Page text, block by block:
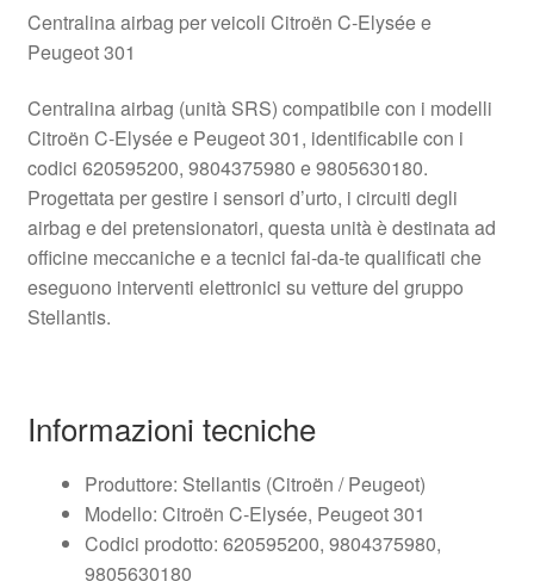
Centralina airbag per veicoli Citroën C‑Elysée e
Peugeot 301
Centralina airbag (unità SRS) compatibile con i modelli
Citroën C‑Elysée e Peugeot 301, identificabile con i
codici 620595200, 9804375980 e 9805630180.
Progettata per gestire i sensori d’urto, i circuiti degli
airbag e dei pretensionatori, questa unità è destinata ad
officine meccaniche e a tecnici fai‑da‑te qualificati che
eseguono interventi elettronici su vetture del gruppo
Stellantis.
Informazioni tecniche
Produttore: Stellantis (Citroën / Peugeot)
Modello: Citroën C‑Elysée, Peugeot 301
Codici prodotto: 620595200, 9804375980,
9805630180